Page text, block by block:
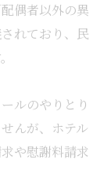
偶者以外の異
れており、民
ルのやりとり
んが、ホテル
や慰謝料請求